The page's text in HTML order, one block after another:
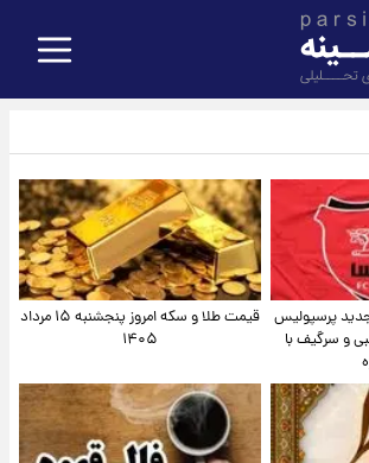
پرسپولیس
و سرگیف با
قیمت طلا و سکه امروز پنجشنبه ۱۵ مرداد
۱۴۰۵